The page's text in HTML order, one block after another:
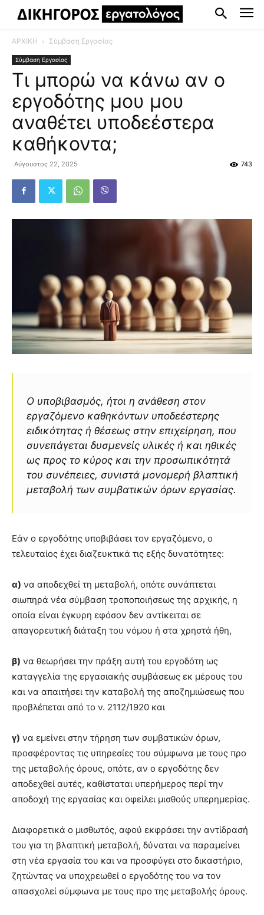
ΑΡΧΙΚΗ Σύμβαση Εργασίας
Σύμβαση Εργασίας
Τι μπορώ να κάνω αν ο
εργοδότης μου μου
αναθέτει υποδεέστερα
καθήκοντα;
Αύγουστος 22, 2025 743
Ο υποβιβασμός, ήτοι η ανάθεση στον
εργαζόμενο καθηκόντων υποδεέστερης
ειδικότητας ή θέσεως στην επιχείρηση, που
συνεπάγεται δυσμενείς υλικές ή και ηθικές
ως προς το κύρος και την προσωπικότητά
του συνέπειες, συνιστά μονομερή βλαπτική
μεταβολή των συμβατικών όρων εργασίας.
Εάν ο εργοδότης υποβιβάσει τον εργαζόμενο, ο
τελευταίος έχει διαζευκτικά τις εξής δυνατότητες:
α) να αποδεχθεί τη μεταβολή, οπότε συνάπτεται
σιωπηρά νέα σύμβαση τροποποιήσεως της αρχικής, η
οποία είναι έγκυρη εφόσον δεν αντίκειται σε
απαγορευτική διάταξη του νόμου ή στα χρηστά ήθη,
β) να θεωρήσει την πράξη αυτή του εργοδότη ως
καταγγελία της εργασιακής συμβάσεως εκ μέρους του
και να απαιτήσει την καταβολή της αποζημιώσεως που
προβλέπεται από το ν. 2112/1920 και
γ) να εμείνει στην τήρηση των συμβατικών όρων,
προσφέροντας τις υπηρεσίες του σύμφωνα με τους προ
της μεταβολής όρους, οπότε, αν ο εργοδότης δεν
αποδεχθεί αυτές, καθίσταται υπερήμερος περί την
αποδοχή της εργασίας και οφείλει μισθούς υπερημερίας.
Διαφορετικά ο μισθωτός, αφού εκφράσει την αντίδρασή
του για τη βλαπτική μεταβολή, δύναται να παραμείνει
στη νέα εργασία του και να προσφύγει στο δικαστήριο,
ζητώντας να υποχρεωθεί ο εργοδότης του να τον
απασχολεί σύμφωνα με τους προ της μεταβολής όρους.